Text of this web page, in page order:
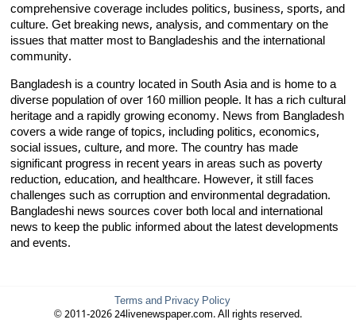
comprehensive coverage includes politics, business, sports, and
culture. Get breaking news, analysis, and commentary on the
issues that matter most to Bangladeshis and the international
community.
Bangladesh is a country located in South Asia and is home to a
diverse population of over 160 million people. It has a rich cultural
heritage and a rapidly growing economy. News from Bangladesh
covers a wide range of topics, including politics, economics,
social issues, culture, and more. The country has made
significant progress in recent years in areas such as poverty
reduction, education, and healthcare. However, it still faces
challenges such as corruption and environmental degradation.
Bangladeshi news sources cover both local and international
news to keep the public informed about the latest developments
and events.
Terms and Privacy Policy
© 2011-2026 24livenewspaper.com. All rights reserved.